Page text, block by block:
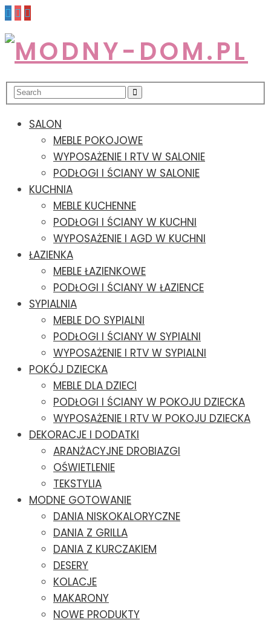
SALON
MEBLE POKOJOWE
WYPOSAŻENIE I RTV W SALONIE
PODŁOGI I ŚCIANY W SALONIE
KUCHNIA
MEBLE KUCHENNE
PODŁOGI I ŚCIANY W KUCHNI
WYPOSAŻENIE I AGD W KUCHNI
ŁAZIENKA
MEBLE ŁAZIENKOWE
PODŁOGI I ŚCIANY W ŁAZIENCE
SYPIALNIA
MEBLE DO SYPIALNI
PODŁOGI I ŚCIANY W SYPIALNI
WYPOSAŻENIE I RTV W SYPIALNI
POKÓJ DZIECKA
MEBLE DLA DZIECI
PODŁOGI I ŚCIANY W POKOJU DZIECKA
WYPOSAŻENIE I RTV W POKOJU DZIECKA
DEKORACJE I DODATKI
ARANŻACYJNE DROBIAZGI
OŚWIETLENIE
TEKSTYLIA
MODNE GOTOWANIE
DANIA NISKOKALORYCZNE
DANIA Z GRILLA
DANIA Z KURCZAKIEM
DESERY
KOLACJE
MAKARONY
NOWE PRODUKTY